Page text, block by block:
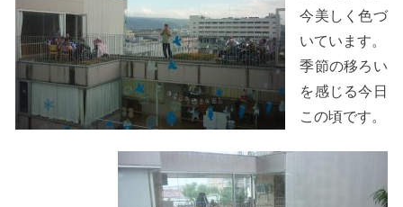
今美しく色づ
いています。
季節の移ろい
を感じる今日
この頃です。